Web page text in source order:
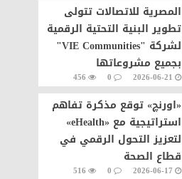
المصرية للاتصالات تتولى
تطوير البنية التحتية الرقمية
لشركة "VIE Communities"
بجميع مشروعاتها
2026-06-21
0
456
«اورنچ» توقع مذكرة تفاهم
استراتيجية مع «eHealth»
لتعزيز التحول الرقمي في
قطاع الصحة
2026-06-17
0
516